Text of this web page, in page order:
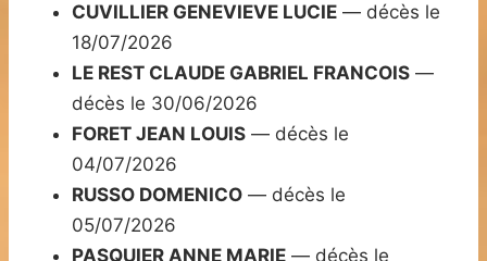
CUVILLIER GENEVIEVE LUCIE — décès le
18/07/2026
LE REST CLAUDE GABRIEL FRANCOIS —
décès le 30/06/2026
FORET JEAN LOUIS — décès le
04/07/2026
RUSSO DOMENICO — décès le
05/07/2026
PASQUIER ANNE MARIE — décès le